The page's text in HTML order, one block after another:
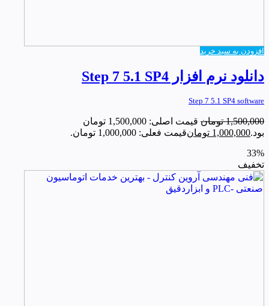
افزودن به سبد خرید
دانلود نرم افزار Step 7 5.1 SP4
Step 7 5.1 SP4 software
1,500,000 تومان
قیمت اصلی: 1,500,000 تومان
بود.1,000,000 تومانقیمت فعلی: 1,000,000 تومان.
33%
تخفیف